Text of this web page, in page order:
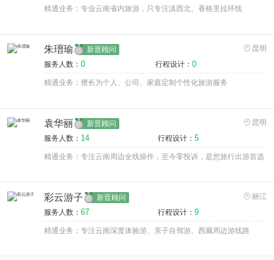
精通业务：专业云南省内旅游，只专注滇西北、香格里拉环线
朱瑨瑜 新晋顾问
昆明
服务人数： 0 行程设计： 0
精通业务：擅长为个人、公司、家庭定制个性化旅游服务
袁华丽 新晋顾问
昆明
服务人数： 14 行程设计： 5
精通业务：专注云南周边全线操作，至今零投诉，是您旅行出游首选
彩云游子 新晋顾问
丽江
服务人数： 67 行程设计： 9
精通业务：专注云南深度体验游、亲子自驾游、西藏周边游线路